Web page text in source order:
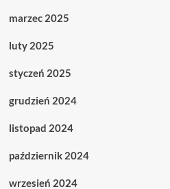
marzec 2025
luty 2025
styczeń 2025
grudzień 2024
listopad 2024
październik 2024
wrzesień 2024